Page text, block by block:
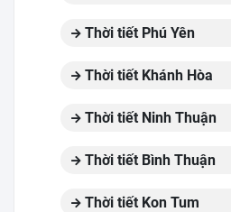
Thời tiết Phú Yên
Thời tiết Khánh Hòa
Thời tiết Ninh Thuận
Thời tiết Bình Thuận
Thời tiết Kon Tum